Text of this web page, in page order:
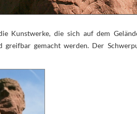
Kunstwerke, die sich auf dem
greifbar gemacht werden. Der